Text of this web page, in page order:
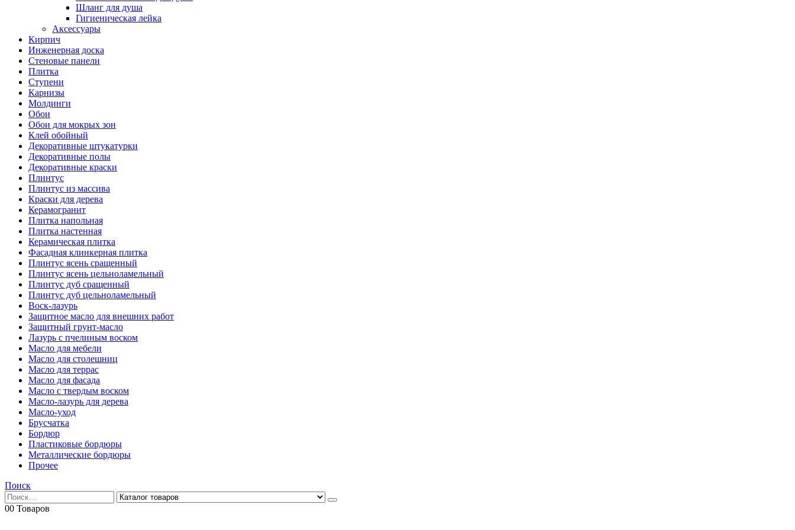
Шланг для душа
Гигиеническая лейка
Аксессуары
Кирпич
Инженерная доска
Стеновые панели
Плитка
Ступени
Карнизы
Молдинги
Обои
Обои для мокрых зон
Клей обойный
Декоративные штукатурки
Декоративные полы
Декоративные краски
Плинтус
Плинтус из массива
Краски для дерева
Керамогранит
Плитка напольная
Плитка настенная
Керамическая плитка
Фасадная клинкерная плитка
Плинтус ясень сращенный
Плинтус ясень цельноламельный
Плинтус дуб сращенный
Плинтус дуб цельноламельный
Воск-лазурь
Защитное масло для внешних работ
Защитный грунт-масло
Лазурь с пчелиным воском
Масло для мебели
Масло для столешниц
Масло для террас
Масло для фасада
Масло с твердым воском
Масло-лазурь для дерева
Масло-уход
Брусчатка
Бордюр
Пластиковые бордюры
Металлические бордюры
Прочее
Поиск
00 Товаров